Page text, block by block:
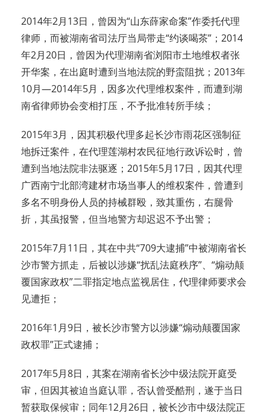
2014年2月13日，曾因为“山东薛家命案”作委托代理
律师，而被湖南省司法厅当局带走“约谈喝茶”；2014
年2月20日，曾因为代理湖南省浏阳市土地维权者张
开华案，在出庭时遭到当地法院的野蛮阻扰；2013年
10月—2014年5月，因多次代理维权案件，而遭到湖
南省律师协会变相打压，不予批准转所手续；
2015年3月，因其积极代理多起长沙市雨花区强制征
地拆迁案件，在代理莲湖村农民征地行政诉讼时，曾
遭到当地法院非法驱逐；2015年5月17日，因其代理
广西南宁北部湾建材市场当事人的维权案件，曾遭到
多名不明身份人员的持械群殴，致其重伤，右腿骨
折，其虽报警，但当地警方却迟迟不予出警；
2015年7月11日，其在中共“709大逮捕”中被湖南省长
沙市警方抓走，后被以涉嫌“扰乱法庭秩序”、“煽动颠
覆国家政权”二罪指定地点监视居住，代理律师要求会
见遭拒；
2016年1月9日，被长沙市警方以涉嫌“煽动颠覆国家
政权罪”正式逮捕；
2017年5月8日，其案在湖南省长沙中级法院开庭受
审，但因其被迫当庭认罪，否认曾受酷刑，遂于当日
暂获取保候审；同年12月26日，被长沙市中级法院正